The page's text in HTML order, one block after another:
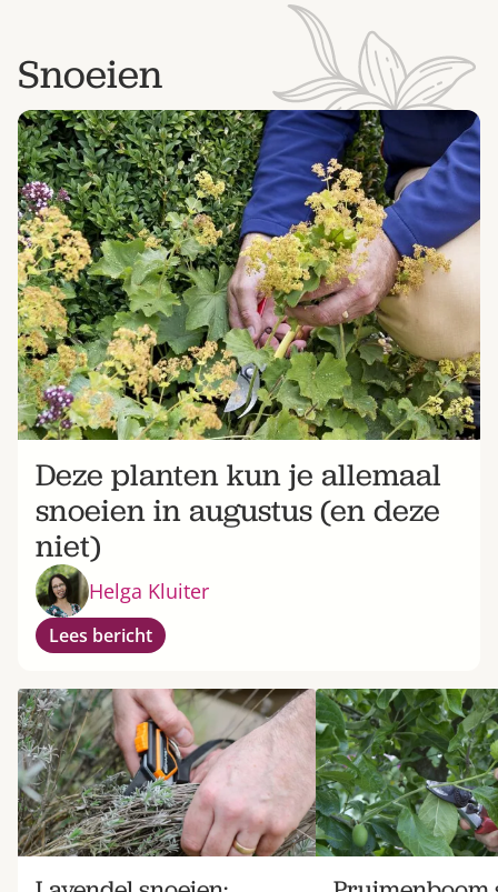
Snoeien
Deze planten kun je allemaal
snoeien in augustus (en deze
niet)
Helga Kluiter
Lees bericht